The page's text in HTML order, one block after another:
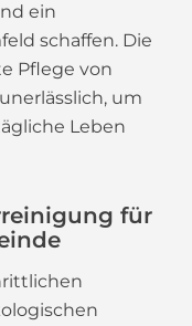
ein
schaffen. Die
Pflege von
um
Leben
für